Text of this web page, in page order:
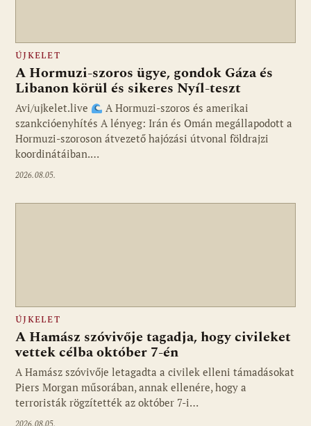
ÚJKELET
A Hormuzi-szoros ügye, gondok Gáza és
Libanon körül és sikeres Nyíl-teszt
Avi/ujkelet.live
A Hormuzi-szoros és amerikai
szankcióenyhítés A lényeg: Irán és Omán megállapodott a
Hormuzi-szoroson átvezető hajózási útvonal földrajzi
koordinátáiban.…
2026.08.05.
ÚJKELET
A Hamász szóvivője tagadja, hogy civileket
vettek célba október 7-én
A Hamász szóvivője letagadta a civilek elleni támadásokat
Piers Morgan műsorában, annak ellenére, hogy a
terroristák rögzítették az október 7-i…